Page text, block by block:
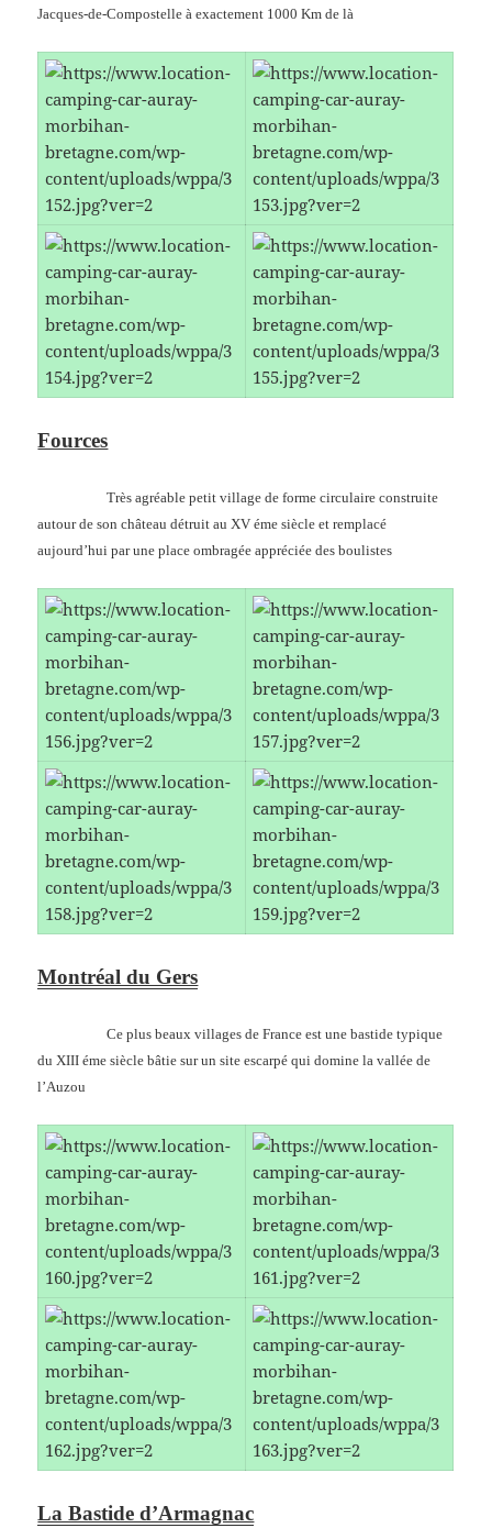
Jacques-de-Compostelle à exactement 1000 Km de là
Fources
Très agréable petit village de forme circulaire construite
autour de son château détruit au XV éme siècle et remplacé
aujourd’hui par une place ombragée appréciée des boulistes
Montréal du Gers
Ce plus beaux villages de France est une bastide typique
du XIII éme siècle bâtie sur un site escarpé qui domine la vallée de
l’Auzou
La Bastide d’Armagnac